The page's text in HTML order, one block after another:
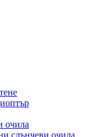
очила
слънчеви очила